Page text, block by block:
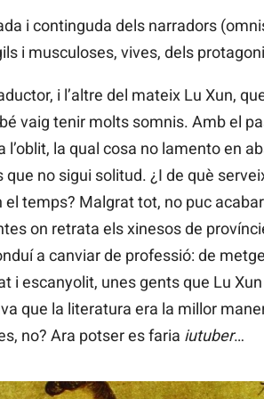
i continguda dels narradors
i musculoses, vives, dels
i l’altre del mateix Lu Xun,
vaig tenir molts somnis. Amb el
la qual cosa no lamento en
no sigui solitud. ¿I de què
temps? Malgrat tot, no puc acabar
on retrata els xinesos de
a canviar de professió: de
i escanyolit, unes gents que Lu
que la literatura era la millor
no? Ara potser es faria iutuber…